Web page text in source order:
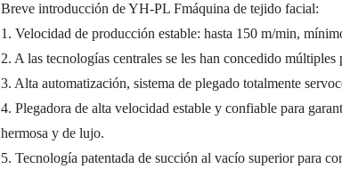
Breve introducción de YH-PL Fmáquina de tejido facial:
1. Velocidad de producción estable: hasta 150 m/min,
2. A las tecnologías centrales se les han concedido
3. Alta automatización, sistema de plegado totalmente
4. Plegadora de alta velocidad estable y confiable para
hermosa y de lujo.
5. Tecnología patentada de succión al vacío superior para